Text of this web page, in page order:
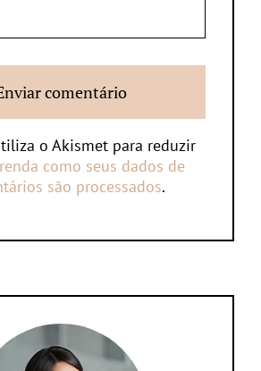
o Akismet para reduzir
como seus dados de
são processados.